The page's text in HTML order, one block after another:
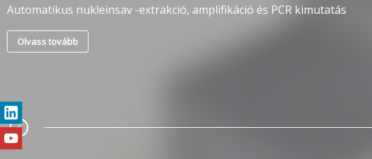
Automatikus nukleinsav -extrakció, amplifikáció és PCR kimutatás
Olvass tovább